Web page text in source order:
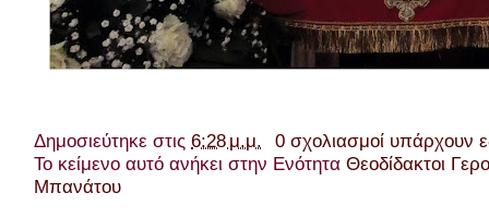
Δημοσιεύτηκε στις6:28 μ.μ.
0 σχολιασμοί υπάρχουν
Το κείμενο αυτό ανήκει στην ΕνότηταΘεοδίδακτοι
Μπανάτου